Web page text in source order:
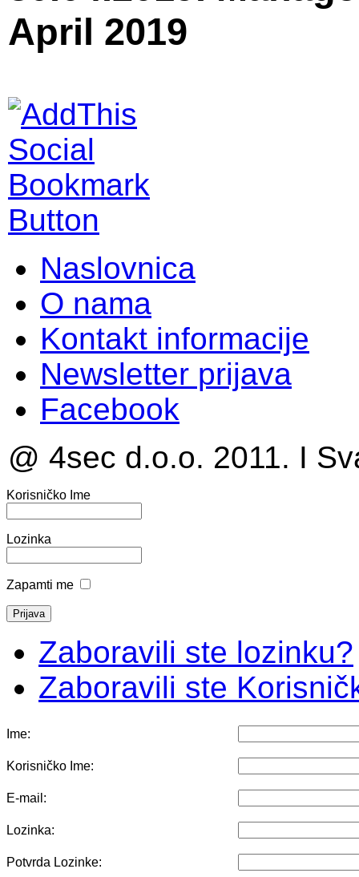
April 2019
Naslovnica
O nama
Kontakt informacije
Newsletter prijava
Facebook
@ 4sec d.o.o. 2011. I
Korisničko Ime
Lozinka
Zapamti me
Zaboravili ste lozinku?
Zaboravili ste
Ime:
Korisničko Ime:
E-mail:
Lozinka:
Potvrda Lozinke: